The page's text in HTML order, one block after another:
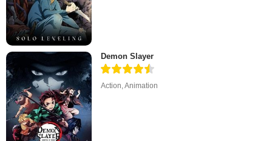
Demon Slayer
Action,Animation